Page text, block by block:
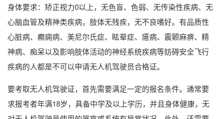
身体要求：矫正视力0以上，无色盲、色弱、无传染性疾病、无
心脑血管及精神类疾病，肢体无残疾，无不良嗜好。有品质性
心脏病、癫痫病、美尼尔氏症、眩晕症、癔病、震颤麻痹、精
神病、痴呆以及影响肢体活动的神经系统疾病等妨碍安全飞行
疾病的人都是不可以申请无人机驾驶员合格证。
要考取无人机驾驶证，首先需要满足一定的报名条件。通常要
求报考者年满18岁，具备中学及以上学历，并且身体健康，无